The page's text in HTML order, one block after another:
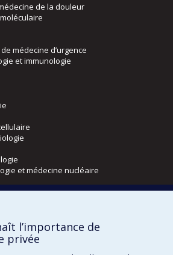
de la douleur
médecine d’urgence
et immunologie
et médecine nucléaire
de l’activité physique
l’importance de
privée